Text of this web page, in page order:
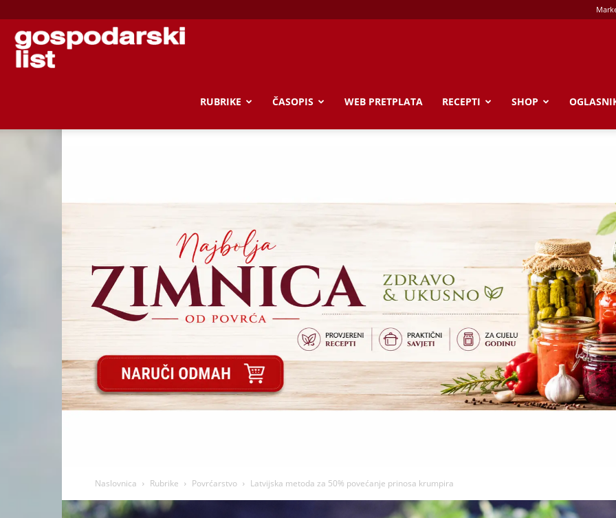
Gospodarski
RUBRIKE ČASOPIS WEB PRETPLATA RECEPTI SHOP
Naslovnica Rubrike Povrćarstvo Latvijska metoda za 50% povećanje prinosa krumpira